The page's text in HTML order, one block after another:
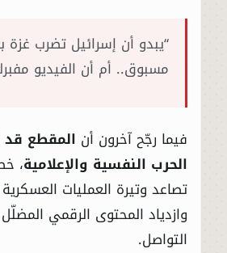
“يبدو أن إسرائيل تضرب غزة
مسبوق.. أم أن الفيديو
فيما رجّح آخرون أن المقطع
الحرب النفسية والإعلامية،
تصاعد وتيرة العمليات العسكرية
وازدياد المحتوى الرقمي
التواصل.